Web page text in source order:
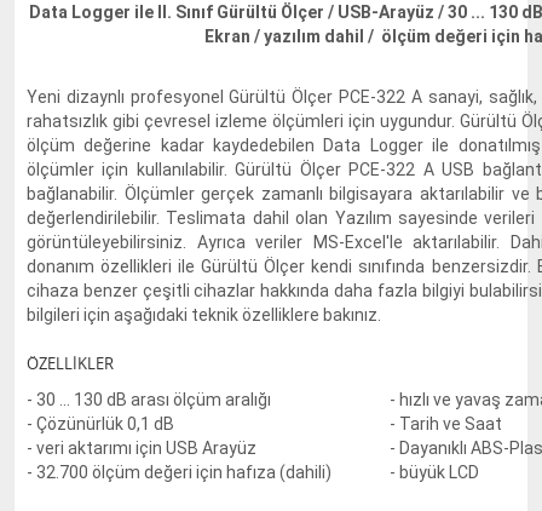
Data Logger ile II. Sınıf Gürültü Ölçer / USB-Arayüz / 30 ... 130
Ekran / yazılım dahil / ölçüm değeri için
Yeni dizaynlı profesyonel Gürültü Ölçer PCE-322 A sanayi,
rahatsızlık gibi çevresel izleme ölçümleri için uygundur. Gürültü
ölçüm değerine kadar kaydedebilen Data Logger ile
ölçümler için kullanılabilir. Gürültü Ölçer PCE-322 A USB
bağlanabilir. Ölçümler gerçek zamanlı bilgisayara aktarılabilir
değerlendirilebilir. Teslimata dahil olan Yazılım sayesinde
görüntüleyebilirsiniz. Ayrıca veriler MS-Excel'le aktarılabilir.
donanım özellikleri ile Gürültü Ölçer kendi sınıfında
cihaza benzer çeşitli cihazlar hakkında daha fazla bilgiyi
bilgileri için aşağıdaki teknik özelliklere bakınız.
ÖZELLİKLER
- 30 ... 130 dB arası ölçüm aralığı
- Çözünürlük 0,1 dB
- veri aktarımı için USB Arayüz
- 32.700 ölçüm değeri için hafıza (dahili)
- hızlı ve yavaş
- Tarih ve Saat
- Dayanıklı ABS-
- büyük LCD